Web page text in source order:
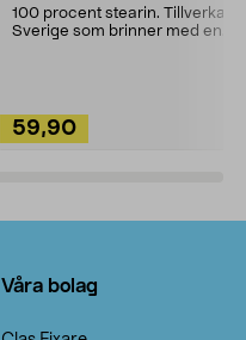
100 procent stearin. Tillverkade i
Sverige som brinner med en
59,90
Våra bolag